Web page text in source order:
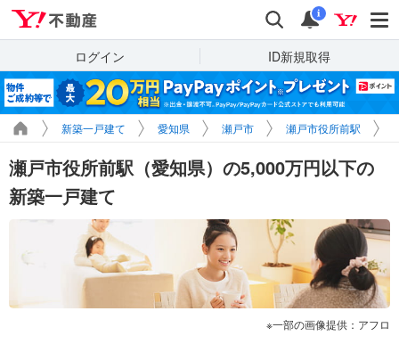
検索 通知
i
ログイン ID新規取得
新築一戸建て 愛知県 瀬戸市 瀬戸市役所前駅
瀬戸市役所前駅（愛知県）の5,000万円以下の
新築一戸建て
一部の画像提供：アフロ